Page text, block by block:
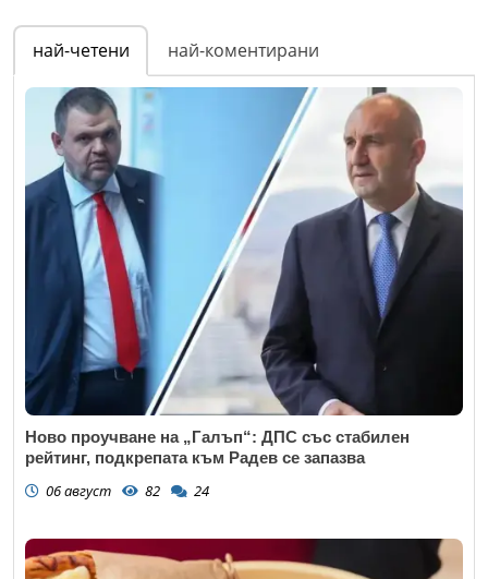
най-четени най-коментирани
Ново проучване на „Галъп“: ДПС със стабилен
рейтинг, подкрепата към Радев се запазва
06 август 82 24